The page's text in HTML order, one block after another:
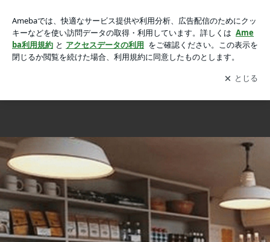
中15枚目
Local Breeze vol.9 【 LONG TRACK FOODS 】